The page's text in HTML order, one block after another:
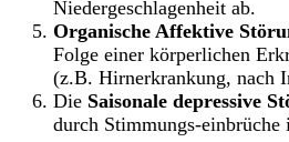
Niedergeschlagenheit ab.
Organische Affektive
Folge einer körperlichen
(z.B. Hirnerkrankung, nach
Die Saisonale depressive
durch Stimmungs-